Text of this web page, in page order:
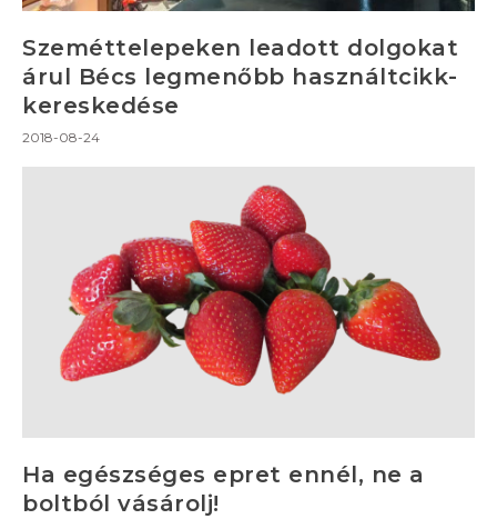
Szeméttelepeken leadott dolgokat
árul Bécs legmenőbb használtcikk-
kereskedése
2018-08-24
Ha egészséges epret ennél, ne a
boltból vásárolj!